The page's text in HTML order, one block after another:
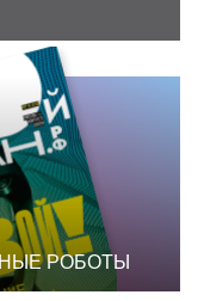
РОБОТЫ